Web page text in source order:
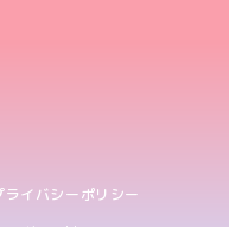
ライバシーポリシー